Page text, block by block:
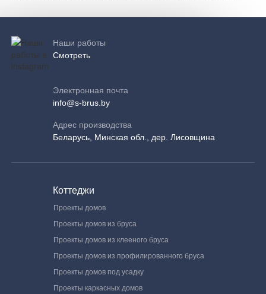
Наши работы
Смотреть
Электронная почта
info@s-brus.by
Адрес производства
Беларусь, Минская обл., дер. Лисовщина
Коттеджи
Проекты домов
Проекты домов из бруса
Проекты домов из клееного бруса
Проекты домов из профилированного бруса
Проекты домов под усадку
Проекты каркасных домов